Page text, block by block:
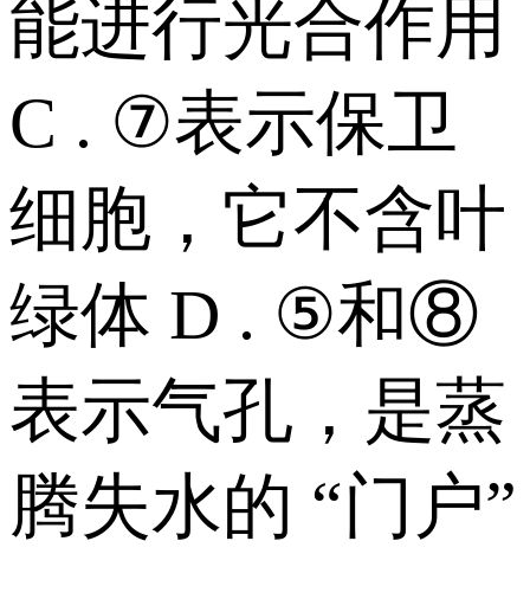
能进行光合作用
C . ⑦表示保卫
细胞，它不含叶
绿体 D . ⑤和⑧
表示气孔，是蒸
腾失水的 “门户”